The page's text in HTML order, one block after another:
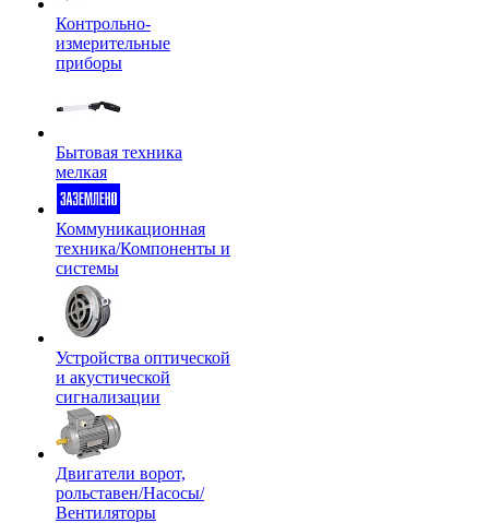
Контрольно-
измерительные
приборы
Бытовая техника
мелкая
Коммуникационная
техника/Компоненты и
системы
Устройства оптической
и акустической
сигнализации
Двигатели ворот,
рольставен/Насосы/
Вентиляторы